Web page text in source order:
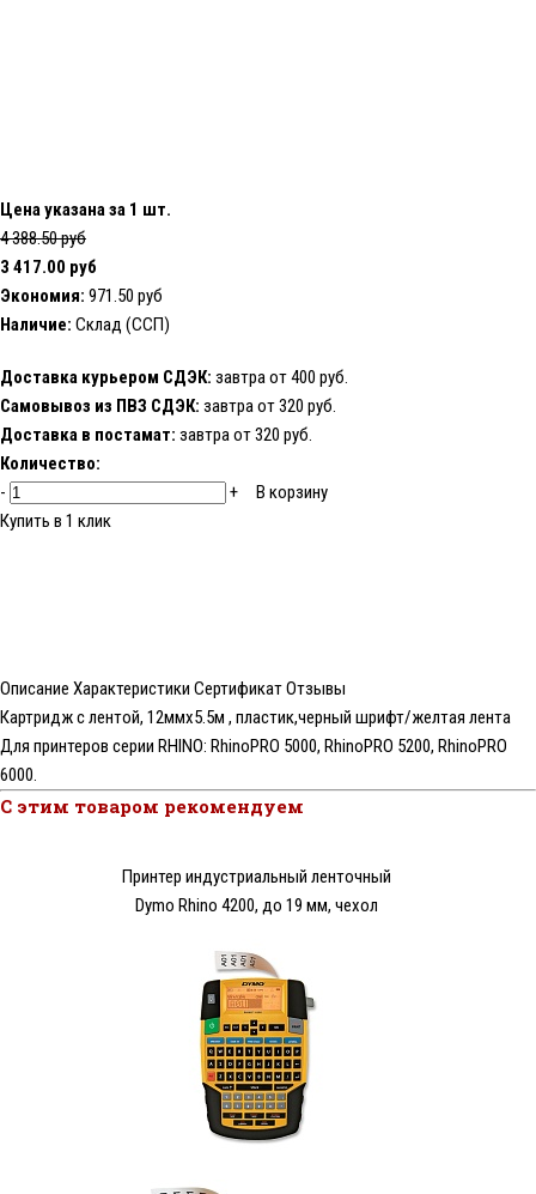
Цена указана за 1 шт.
4 388.50 руб
3 417.00 руб
Экономия: 971.50 руб
Наличие: Склад (ССП)
Доставка курьером СДЭК: завтра от 400 руб.
Самовывоз из ПВЗ СДЭК: завтра от 320 руб.
Доставка в постамат: завтра от 320 руб.
Количество:
-
+
В корзину
Купить в 1 клик
Описание Характеристики СертификатОтзывы
Картридж с лентой, 12ммx5.5м , пластик,черный шрифт/желтая лента
Для принтеров серии RHINO: RhinoPRO 5000, RhinoPRO 5200, RhinoPRO
6000.
С этим товаром рекомендуем
Принтер индустриальный ленточный
Dymo Rhino 4200, до 19 мм, чехол